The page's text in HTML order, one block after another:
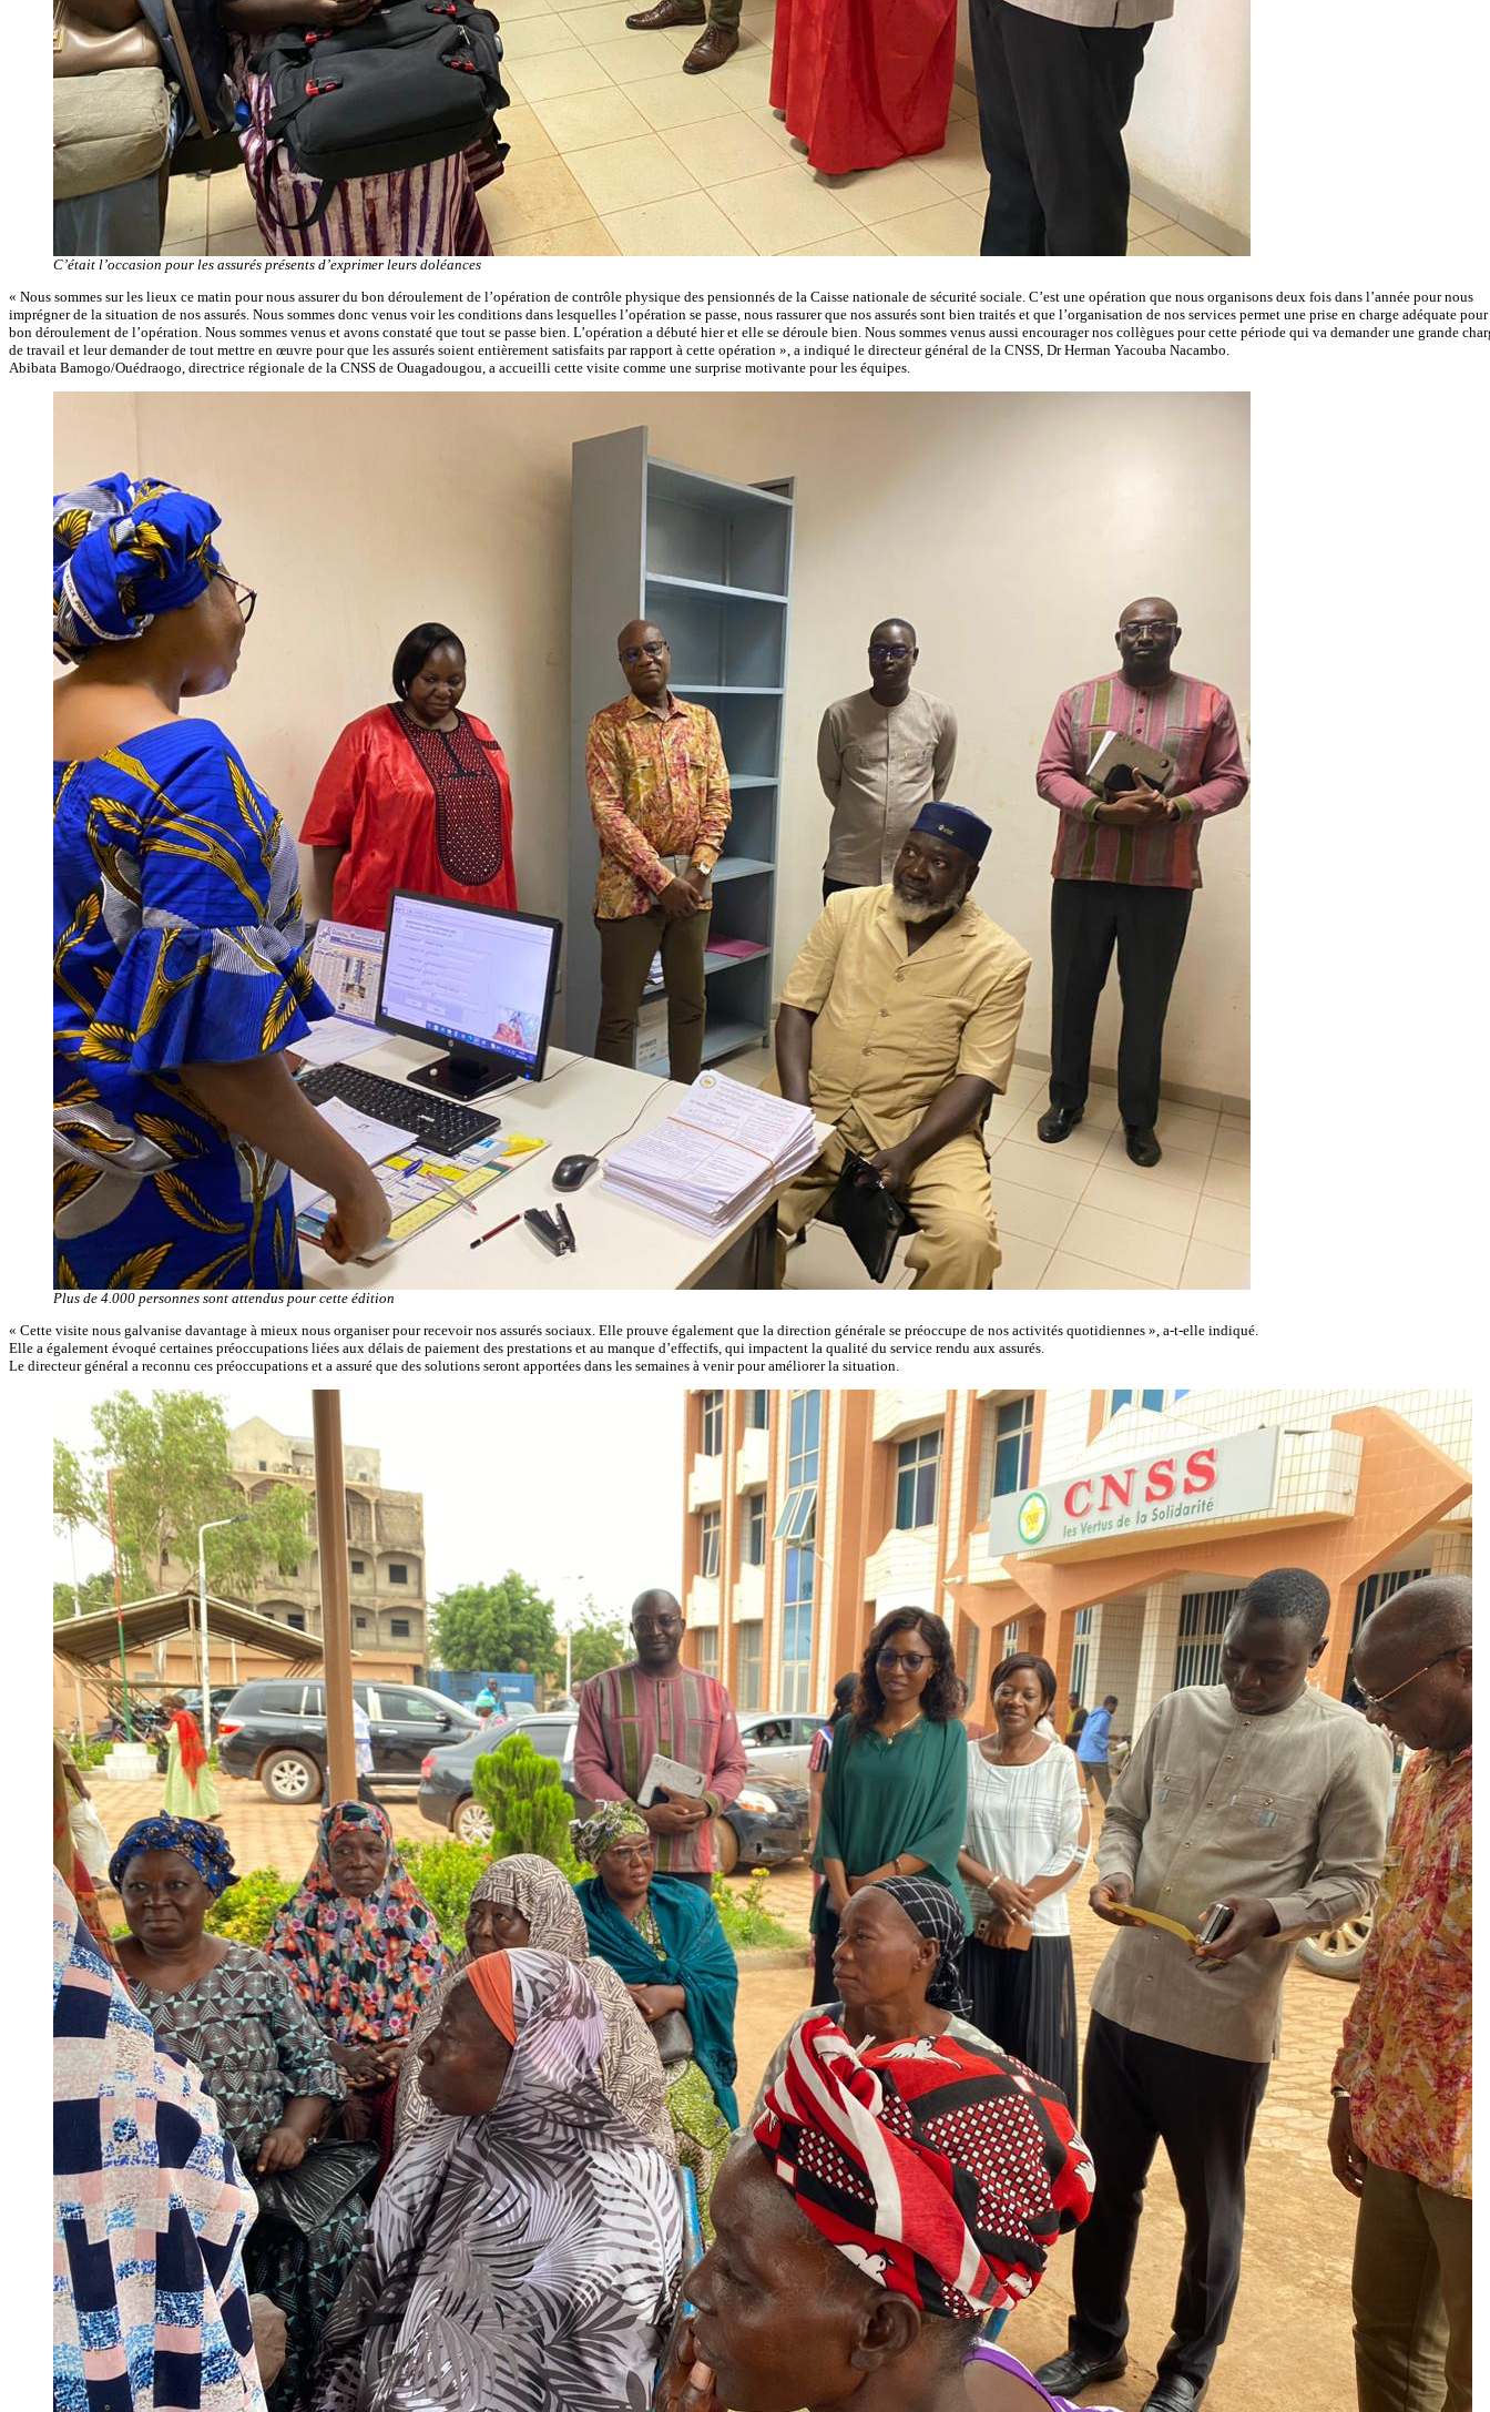
C’était l’occasion pour les assurés présents d’exprimer leurs doléances
« Nous sommes sur les lieux ce matin pour nous assurer du bon déroulement de l’opération de contrôle physique des pensionnés de la Caisse nationale de sécurité sociale. C’est une opération que nous organisons deux fois dans l’année pour nous
imprégner de la situation de nos assurés. Nous sommes donc venus voir les conditions dans lesquelles l’opération se passe, nous rassurer que nos assurés sont bien traités et que l’organisation de nos services permet une prise en charge adéquate
bon déroulement de l’opération. Nous sommes venus et avons constaté que tout se passe bien. L’opération a débuté hier et elle se déroule bien. Nous sommes venus aussi encourager nos collègues pour cette période qui va demander une grande
de travail et leur demander de tout mettre en œuvre pour que les assurés soient entièrement satisfaits par rapport à cette opération », a indiqué le directeur général de la CNSS, Dr Herman Yacouba Nacambo.
Abibata Bamogo/Ouédraogo, directrice régionale de la CNSS de Ouagadougou, a accueilli cette visite comme une surprise motivante pour les équipes.
Plus de 4.000 personnes sont attendus pour cette édition
« Cette visite nous galvanise davantage à mieux nous organiser pour recevoir nos assurés sociaux. Elle prouve également que la direction générale se préoccupe de nos activités quotidiennes », a-t-elle indiqué.
Elle a également évoqué certaines préoccupations liées aux délais de paiement des prestations et au manque d’effectifs, qui impactent la qualité du service rendu aux assurés.
Le directeur général a reconnu ces préoccupations et a assuré que des solutions seront apportées dans les semaines à venir pour améliorer la situation.